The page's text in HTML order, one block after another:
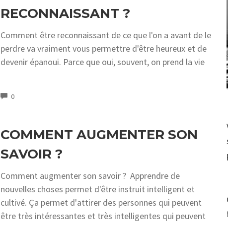
RECONNAISSANT ?
Comment être reconnaissant de ce que l'on a avant de le
perdre va vraiment vous permettre d'être heureux et de
devenir épanoui. Parce que oui, souvent, on prend la vie
0COMMENTS
COMMENT AUGMENTER SON
SAVOIR ?
Comment augmenter son savoir ? Apprendre de
nouvelles choses permet d'être instruit intelligent et
cultivé. Ça permet d'attirer des personnes qui peuvent
être très intéressantes et très intelligentes qui peuvent